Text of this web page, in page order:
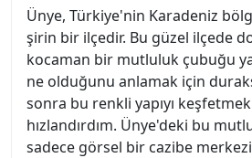
Ünye, Türkiye'nin Karadeniz
şirin bir ilçedir. Bu güzel ilçede
kocaman bir mutluluk çubuğu
ne olduğunu anlamak için
sonra bu renkli yapıyı keşfetmek
hızlandırdım. Ünye'deki bu
sadece görsel bir cazibe